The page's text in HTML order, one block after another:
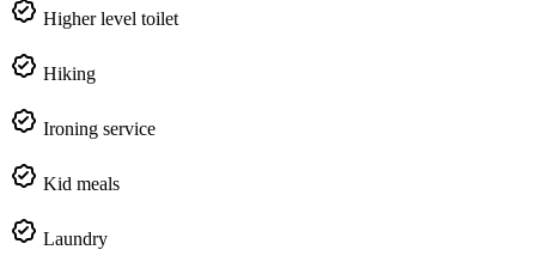
Higher level toilet
Hiking
Ironing service
Kid meals
Laundry